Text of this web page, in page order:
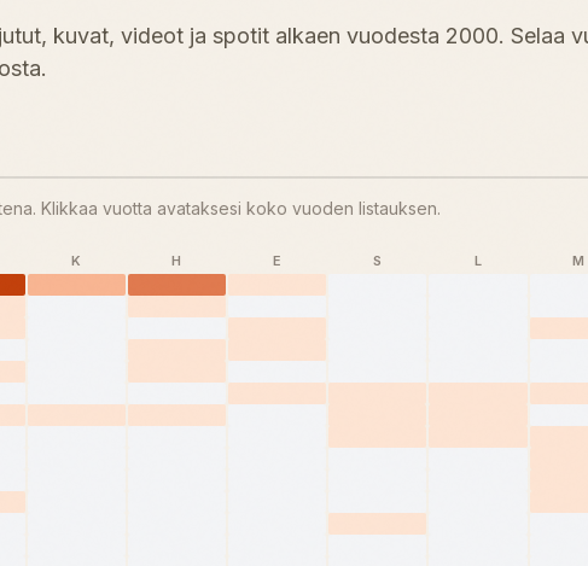
kuvat, videot ja spotit alkaen vuodesta 2000. Selaa
Klikkaa vuotta avataksesi koko vuoden listauksen.
K H E S L M